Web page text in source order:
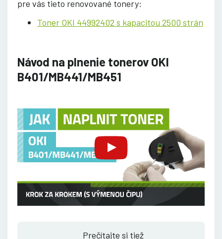
pre vás tieto renovované tonery:
Toner OKI 44992402 s kapacitou 2500 strán
Návod na plnenie tonerov OKI
B401/MB441/MB451
Prečítajte si tiež